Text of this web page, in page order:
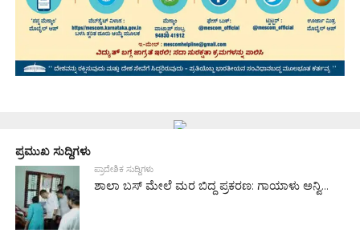
ಪ್ರಮುಖ ಸುದ್ದಿಗಳು
ಪ್ರಾದೇಶಿಕ ಸುದ್ದಿಗಳು
ಶಾಲಾ ಬಸ್ ಮೇಲೆ ಮರ ಬಿದ್ದ ಪ್ರಕರಣ: ಗಾಯಾಳು ಅನ್ವಿ...